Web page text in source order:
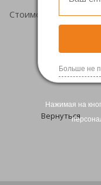
Больше не
Нажимая на
Стоимость анализа -
Вернуться